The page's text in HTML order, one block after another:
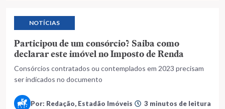
NOTÍCIAS
Participou de um consórcio? Saiba como
declarar este imóvel no Imposto de Renda
Consórcios contratados ou contemplados em 2023 precisam
ser indicados no documento
Por: Redação, Estadão Imóveis 3 minutos de leitura